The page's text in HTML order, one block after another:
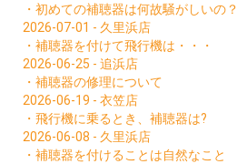
・初めての補聴器は何故騒がしいの？
2026-07-01 - 久里浜店
・補聴器を付けて飛行機は・・・
2026-06-25 - 追浜店
・補聴器の修理について
2026-06-19 - 衣笠店
・飛行機に乗るとき、補聴器は?
2026-06-08 - 久里浜店
・補聴器を付けることは自然なこと